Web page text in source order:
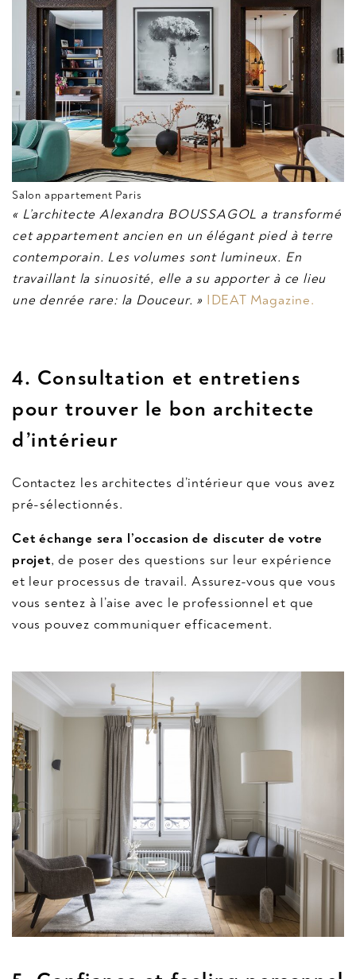
Salon appartement Paris
« L’architecte Alexandra BOUSSAGOL a transformé
cet appartement ancien en un élégant pied à terre
contemporain. Les volumes sont lumineux. En
travaillant la sinuosité, elle a su apporter à ce lieu
une denrée rare: la Douceur. » IDEAT Magazine.
4. Consultation et entretiens
pour trouver le bon architecte
d’intérieur
Contactez les architectes d’intérieur que vous avez
pré-sélectionnés.
Cet échange sera l’occasion de discuter de votre
projet, de poser des questions sur leur expérience
et leur processus de travail. Assurez-vous que vous
vous sentez à l’aise avec le professionnel et que
vous pouvez communiquer efficacement.